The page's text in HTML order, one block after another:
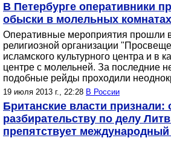
В Петербурге оперативники
обыски в молельных
Оперативные мероприятия прошли
религиозной организации
исламского культурного центра и в
центре с молельней. За последние
подобные рейды проходили
19 июля 2013 г., 22:28 В России
Британские власти признали:
разбирательству по делу
препятствует